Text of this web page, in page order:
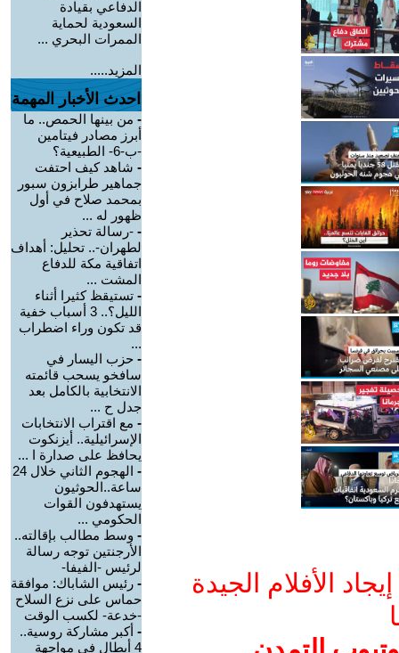
الأفلام الجيدة
الدفاعي بقيادة
السعودية لحماية
الممرات البحري ...
المزيد.....
احدث الأخبار المهمة
- من بينها الحمص.. ما
أبرز مصادر فيتامين
-ب-6- الطبيعية؟
- شاهد كيف احتفت
جماهير طرابزون سبور
بمحمد صلاح في أول
ظهور له ...
- -رسالة تحذير
لطهران-.. تحليل: أهداف
اتفاقية مكة للدفاع
المشت ...
- تستيقظ كثيرا أثناء
الليل؟.. 3 أسباب خفية
قد تكون وراء اضطراب
...
- حزب اليسار في
سافخو يسحب قائمته
الانتخابية بالكامل بعد
جدل ح ...
- مع اقتراب الانتخابات
الإسرائيلية.. أيزنكوت
يحافظ على صدارة ا ...
-
الهجوم الثاني خلال 24
ساعة..الحوثيون
يستهدفون القوات
الحكومي ...
- وسط مطالب بإقالته..
الأرجنتين توجه رسالة
لرئيس -الفيفا-
- رئيس الشاباك: موافقة
حماس على نزع السلاح
-خدعة- لكسب الوقت
- أكبر مشاركة روسية..
4 أبطال في مواجهة